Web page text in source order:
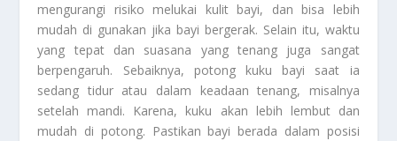
mengurangi risiko melukai kulit bayi, dan bisa lebih
mudah di gunakan jika bayi bergerak. Selain itu, waktu
yang tepat dan suasana yang tenang juga sangat
berpengaruh. Sebaiknya, potong kuku bayi saat ia
sedang tidur atau dalam keadaan tenang, misalnya
setelah mandi. Karena, kuku akan lebih lembut dan
mudah di potong. Pastikan bayi berada dalam posisi